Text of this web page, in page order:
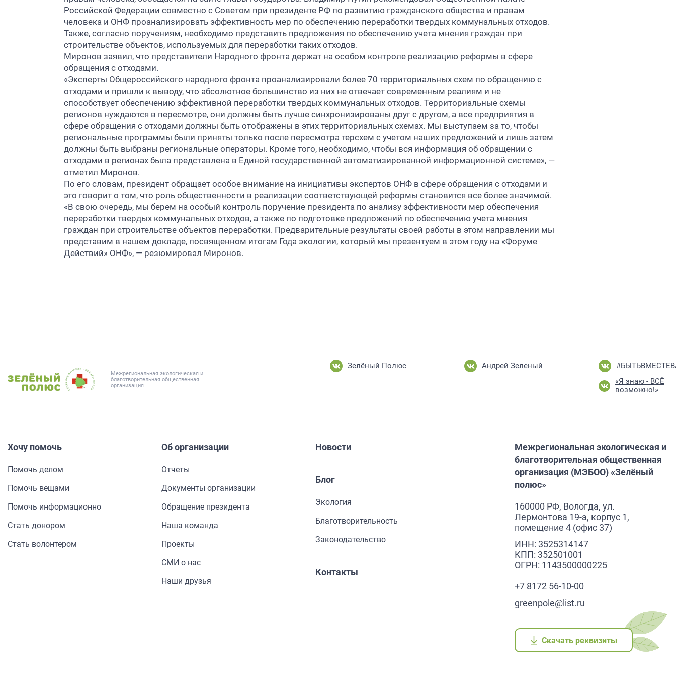
Российской Федерации совместно с Советом при президенте РФ по развитию гражданского общества и правам
человека и ОНФ проанализировать эффективность мер по обеспечению переработки твердых коммунальных отходов.
Также, согласно поручениям, необходимо представить предложения по обеспечению учета мнения граждан при
строительстве объектов, используемых для переработки таких отходов.
Миронов заявил, что представители Народного фронта держат на особом контроле реализацию реформы в сфере
обращения с отходами.
«Эксперты Общероссийского народного фронта проанализировали более 70 территориальных схем по обращению с
отходами и пришли к выводу, что абсолютное большинство из них не отвечает современным реалиям и не
способствует обеспечению эффективной переработки твердых коммунальных отходов. Территориальные схемы
регионов нуждаются в пересмотре, они должны быть лучше синхронизированы друг с другом, а все предприятия в
сфере обращения с отходами должны быть отображены в этих территориальных схемах. Мы выступаем за то, чтобы
региональные программы были приняты только после пересмотра терсхем с учетом наших предложений и лишь затем
должны быть выбраны региональные операторы. Кроме того, необходимо, чтобы вся информация об обращении с
отходами в регионах была представлена в Единой государственной автоматизированной информационной системе», —
отметил Миронов.
По его словам, президент обращает особое внимание на инициативы экспертов ОНФ в сфере обращения с отходами и
это говорит о том, что роль общественности в реализации соответствующей реформы становится все более значимой.
«В свою очередь, мы берем на особый контроль поручение президента по анализу эффективности мер обеспечения
переработки твердых коммунальных отходов, а также по подготовке предложений по обеспечению учета мнения
граждан при строительстве объектов переработки. Предварительные результаты своей работы в этом направлении мы
представим в нашем докладе, посвященном итогам Года экологии, который мы презентуем в этом году на «Форуме
Действий» ОНФ», — резюмировал Миронов.
Межрегиональная экологическая и
благотворительная общественная
организация
Зелёный Полюс Андрей Зеленый
«Я знаю - ВСЁ
возможно!»
Хочу помочь
Помочь делом
Помочь вещами
Помочь информа­ционно
Стать донором
Стать волонтером
Об организации
Отчеты
Документы организации
Обращение президента
Наша команда
Проекты
СМИ о нас
Наши друзья
Новости
Блог
Экология
Благотворительность
Законодательство
Контакты
Межрегиональная экологическая и
благотворительная общественная
организация (МЭБОО) «Зелёный
полюс»
160000 РФ, Вологда, ул.
Лермонтова 19-а, корпус 1,
помещение 4 (офис 37)
ИНН: 3525314147
КПП: 352501001
ОГРН: 1143500000225
+7 8172 56-10-00
greenpole@list.ru
Скачать реквизиты
Скачать реквизиты
Скачать реквизиты
Скачать реквизиты
Скачать реквизиты